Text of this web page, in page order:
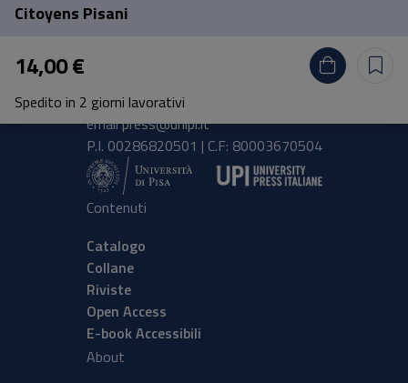
Citoyens Pisani
14,00 €
Spedito in 2 giorni lavorativi
Pisa University Press
Lungarno Pacinotti 43/44 56126 Pisa
tel.+39 050 2212056
emailpress@unipi.it
P.I. 00286820501 | C.F: 80003670504
Contenuti
Catalogo
Collane
Riviste
Open Access
E-book Accessibili
About